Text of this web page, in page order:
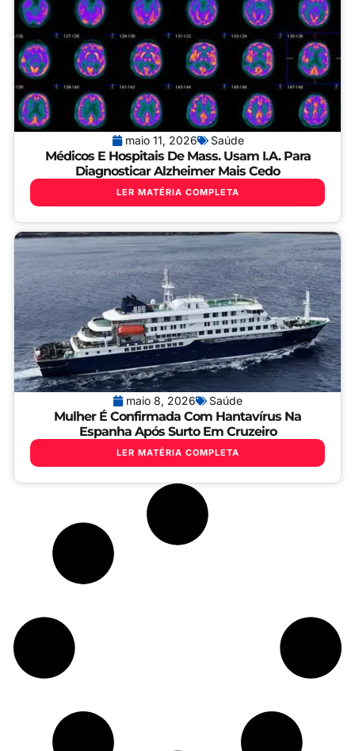
maio 11, 2026 Saúde
Médicos E Hospitais De Mass. Usam I.A. Para
Diagnosticar Alzheimer Mais Cedo
LER MATÉRIA COMPLETA
maio 8, 2026 Saúde
Mulher É Confirmada Com Hantavírus Na
Espanha Após Surto Em Cruzeiro
LER MATÉRIA COMPLETA